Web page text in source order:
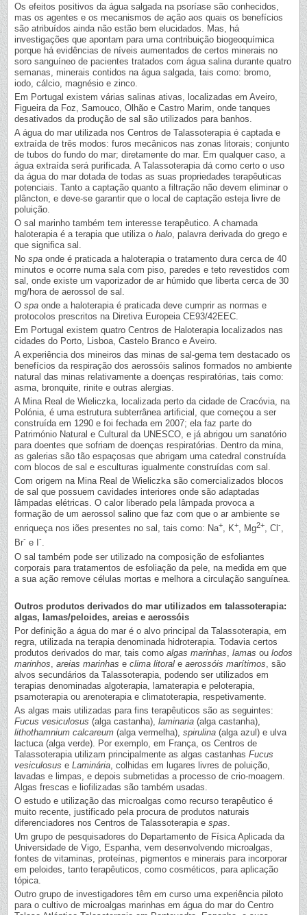
Os efeitos positivos da água salgada na psoríase são conhecidos,
mas os agentes e os mecanismos de ação aos quais os benefícios
são atribuídos ainda não estão bem elucidados. Mas, há
investigações que apontam para uma contribuição biogeoquímica
porque há evidências de níveis aumentados de certos minerais no
soro sanguíneo de pacientes tratados com água salina durante quatro
semanas, minerais contidos na água salgada, tais como: bromo,
iodo, cálcio, magnésio e zinco.
Em Portugal existem várias salinas ativas, localizadas em Aveiro,
Figueira da Foz, Samouco, Olhão e Castro Marim, onde tanques
desativados da produção de sal são utilizados para banhos.
A água do mar utilizada nos Centros de Talassoterapia é captada e
extraída de três modos: furos mecânicos nas zonas litorais; conjunto
de tubos do fundo do mar; diretamente do mar. Em qualquer caso, a
água extraída será purificada. A Talassoterapia dá como certo o uso
da água do mar dotada de todas as suas propriedades terapêuticas
potenciais. Tanto a captação quanto a filtração não devem eliminar o
plâncton, e deve-se garantir que o local de captação esteja livre de
poluição.
O sal marinho também tem interesse terapêutico. A chamada
haloterapia é a terapia que utiliza o halo , palavra derivada do grego e
que significa sal.
No spa onde é praticada a haloterapia o tratamento dura cerca de 40
minutos e ocorre numa sala com piso, paredes e teto revestidos com
sal, onde existe um vaporizador de ar húmido que liberta cerca de 30
mg/hora de aerossol de sal.
O spa onde a haloterapia é praticada deve cumprir as normas e
protocolos prescritos na Diretiva Europeia CE93/42EEC.
Em Portugal existem quatro Centros de Haloterapia localizados nas
cidades do Porto, Lisboa, Castelo Branco e Aveiro.
A experiência dos mineiros das minas de sal-gema tem destacado os
benefícios da respiração dos aerossóis salinos formados no ambiente
natural das minas relativamente a doenças respiratórias, tais como:
asma, bronquite, rinite e outras alergias.
A Mina Real de Wieliczka, localizada perto da cidade de Cracóvia, na
Polónia, é uma estrutura subterrânea artificial, que começou a ser
construída em 1290 e foi fechada em 2007; ela faz parte do
Património Natural e Cultural da UNESCO, e já abrigou um sanatório
para doentes que sofriam de doenças respiratórias. Dentro da mina,
as galerias são tão espaçosas que abrigam uma catedral construída
com blocos de sal e esculturas igualmente construídas com sal.
Com origem na Mina Real de Wieliczka são comercializados blocos
de sal que possuem cavidades interiores onde são adaptadas
lâmpadas elétricas. O calor liberado pela lâmpada provoca a
formação de um aerossol salino que faz com que o ar ambiente se
enriqueça nos iões presentes no sal, tais como: Na+, K+, Mg2+, Cl -,
Br- e I -.
O sal também pode ser utilizado na composição de esfoliantes
corporais para tratamentos de esfoliação da pele, na medida em que
a sua ação remove células mortas e melhora a circulação sanguínea.
Outros produtos derivados do mar utilizados em talassoterapia:
algas, lamas/peloides, areias e aerossóis
Por definição a água do mar é o alvo principal da Talassoterapia, em
regra, utilizada na terapia denominada hidroterapia. Todavia certos
produtos derivados do mar, tais como algas marinhas lamas ou lodos
marinhos areias marinhas e clima litoral e aerossóis marítimos , são
alvos secundários da Talassoterapia, podendo ser utilizados em
terapias denominadas algoterapia, lamaterapia e peloterapia,
psamoterapia ou arenoterapia e climatoterapia, respetivamente.
As algas mais utilizadas para fins terapêuticos são as seguintes:
Fucus vesiculosus (alga castanha), laminaria (alga castanha),
lithothamnium calcareum (alga vermelha), spirulina (alga azul) e ulva
lactuca (alga verde). Por exemplo, em França, os Centros de
Talassoterapia utilizam principalmente as algas castanhas Fucus
vesiculosus e Laminária , colhidas em lugares livres de poluição,
lavadas e limpas, e depois submetidas a processo de crio-moagem.
Algas frescas e liofilizadas são também usadas.
O estudo e utilização das microalgas como recurso terapêutico é
muito recente, justificado pela procura de produtos naturais
diferenciadores nos Centros de Talassoterapia e spas
Um grupo de pesquisadores do Departamento de Física Aplicada da
Universidade de Vigo, Espanha, vem desenvolvendo microalgas,
fontes de vitaminas, proteínas, pigmentos e minerais para incorporar
em peloides, tanto terapêuticos, como cosméticos, para aplicação
tópica.
Outro grupo de investigadores têm em curso uma experiência piloto
para o cultivo de microalgas marinhas em água do mar do Centro